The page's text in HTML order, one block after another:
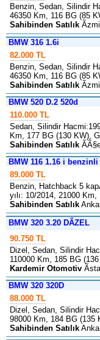
Benzin, Sedan, Silindir
46350 Km, 116 BG (85
Sahibinden Satılık
BMW 316 1.6i
82.000 TL
Benzin, Sedan, Silindir
46350 Km, 116 BG (85
Sahibinden Satılık
BMW 520 D.2 520d
110.000 TL
Sedan, Silindir
Km, 177 BG (130 KW),
Sahibinden Satılık
BMW 116 1.16 i benzinli
89.000 TL
Benzin, Hatchback 5
yılı: 10/2014, 21000
Sahibinden Satılık
BMW 320 3.20 DÃZEL
90.750 TL
Dizel, Sedan, Silindir
110000 Km, 185 BG
Kardemir Otomotiv
BMW 320 320D
88.000 TL
Dizel, Sedan, Silindir
98000 Km, 184 BG (135
Sahibinden Satılık